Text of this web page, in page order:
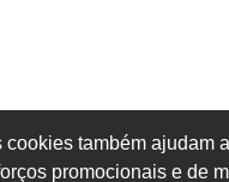
também ajudam
promocionais e de